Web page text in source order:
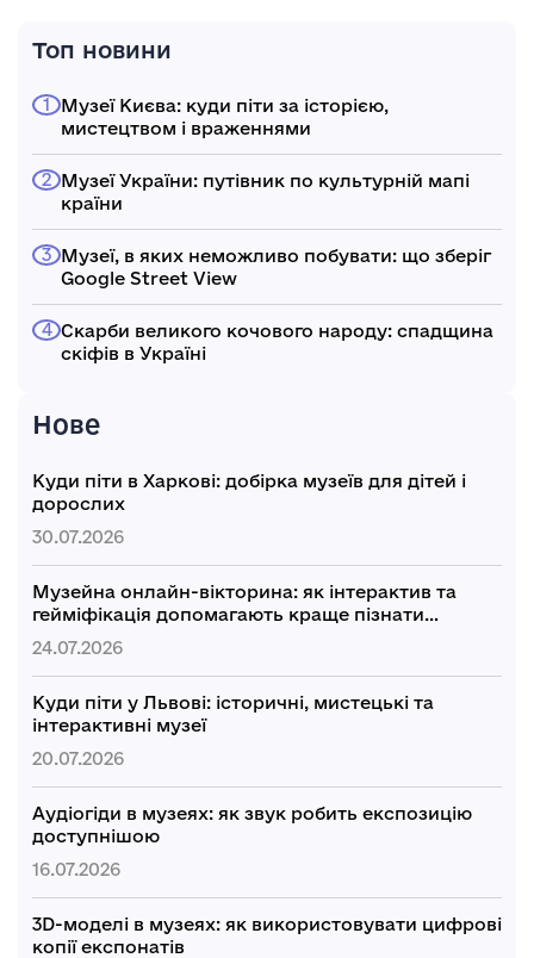
Топ новини
Музеї Києва: куди піти за історією,
мистецтвом і враженнями
Музеї України: путівник по культурній мапі
країни
Музеї, в яких неможливо побувати: що зберіг
Google Street View
Скарби великого кочового народу: спадщина
скіфів в Україні
Нове
Куди піти в Харкові: добірка музеїв для дітей і
дорослих
30.07.2026
Музейна онлайн-вікторина: як інтерактив та
гейміфікація допомагають краще пізнати
культуру України
24.07.2026
Куди піти у Львові: історичні, мистецькі та
інтерактивні музеї
20.07.2026
Аудіогіди в музеях: як звук робить експозицію
доступнішою
16.07.2026
3D-моделі в музеях: як використовувати цифрові
копії експонатів